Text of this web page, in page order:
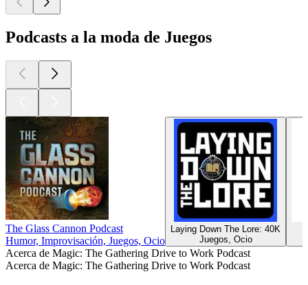
Podcasts a la moda de Juegos
The Glass Cannon Podcast
Humor, Improvisación, Juegos, Ocio
Laying Down The Lore: 40K
Juegos, Ocio
Acerca de Magic: The Gathering Drive to Work Podcast
Acerca de Magic: The Gathering Drive to Work Podcast